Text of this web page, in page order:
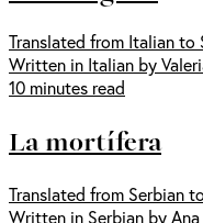
Translated from Italian to
Written in Italian by
10 minutes read
La mortífera
Translated from Serbian
Written in Serbian by